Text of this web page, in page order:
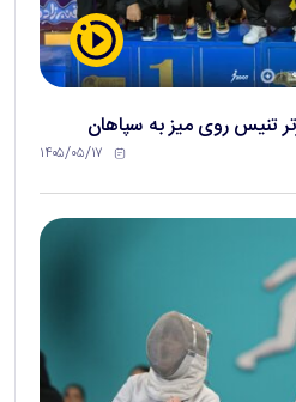
تنیس روی میز به سپاهان
۱۴۰۵/۰۵/۱۷